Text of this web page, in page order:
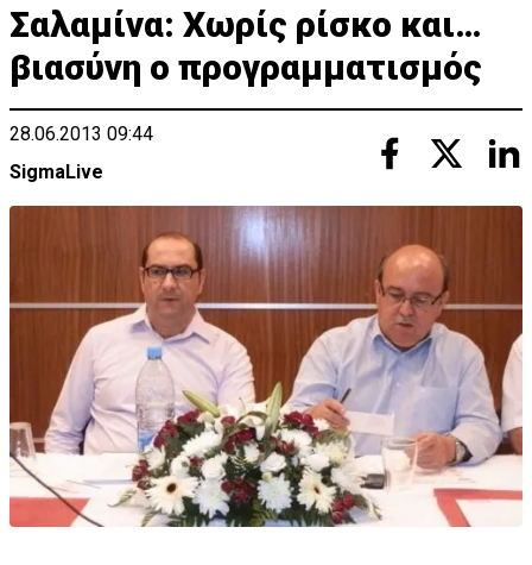
Σαλαμίνα: Χωρίς ρίσκο και…
βιασύνη ο προγραμματισμός
28.06.2013 09:44
SigmaLive